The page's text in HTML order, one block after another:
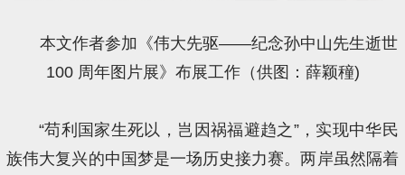
本文作者参加《伟大先驱——纪念孙中山先生逝世
100 周年图片展》布展工作（供图：薛颖穜)
“苟利国家生死以，岂因祸福避趋之”，实现中华民
族伟大复兴的中国梦是一场历史接力赛。两岸虽然隔着